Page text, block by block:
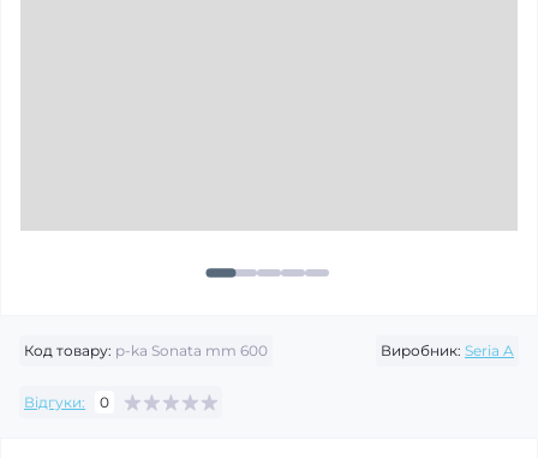
Код товару: p-ka Sonata mm 600 Виробник: Seria A
Відгуки: 0